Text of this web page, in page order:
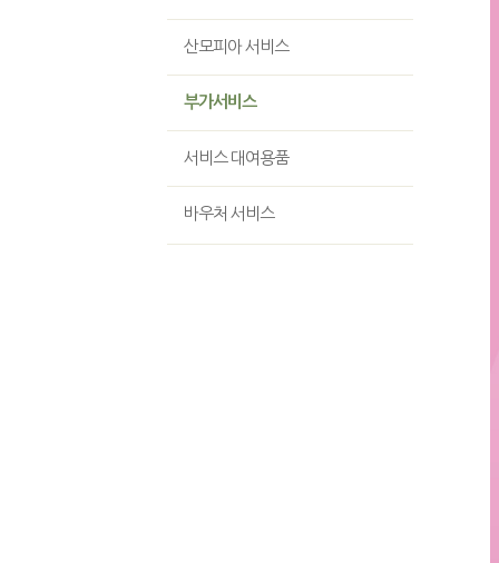
산모피아 서비스
부가서비스
서비스 대여용품
바우처 서비스